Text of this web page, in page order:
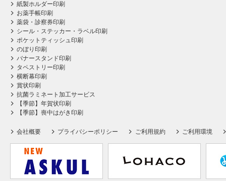
紙製ホルダー印刷
お薬手帳印刷
薬袋・診察券印刷
シール・ステッカー・ラベル印刷
ポケットティッシュ印刷
のぼり印刷
バナースタンド印刷
タペストリー印刷
横断幕印刷
賞状印刷
抗菌ラミネート加工サービス
【季節】年賀状印刷
【季節】喪中はがき印刷
会社概要 プライバシーポリシー ご利用規約 ご利用環境